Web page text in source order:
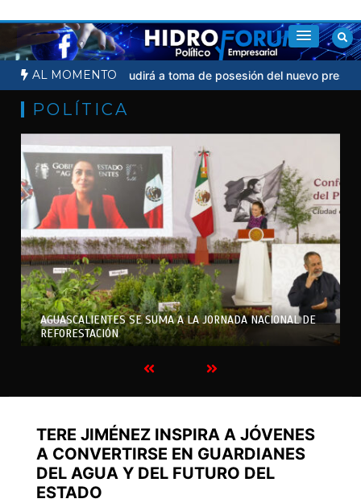
al
contenido
AL MOMENTO
no acudirá a toma de posesión del nuevo presidente de
POLÍTICA
AGUASCALIENTES SE SUMA A LA JORNADA NACIONAL DE
REFORESTACIÓN
TERE JIMÉNEZ INSPIRA A JÓVENES
A CONVERTIRSE EN GUARDIANES
DEL AGUA Y DEL FUTURO DEL
ESTADO